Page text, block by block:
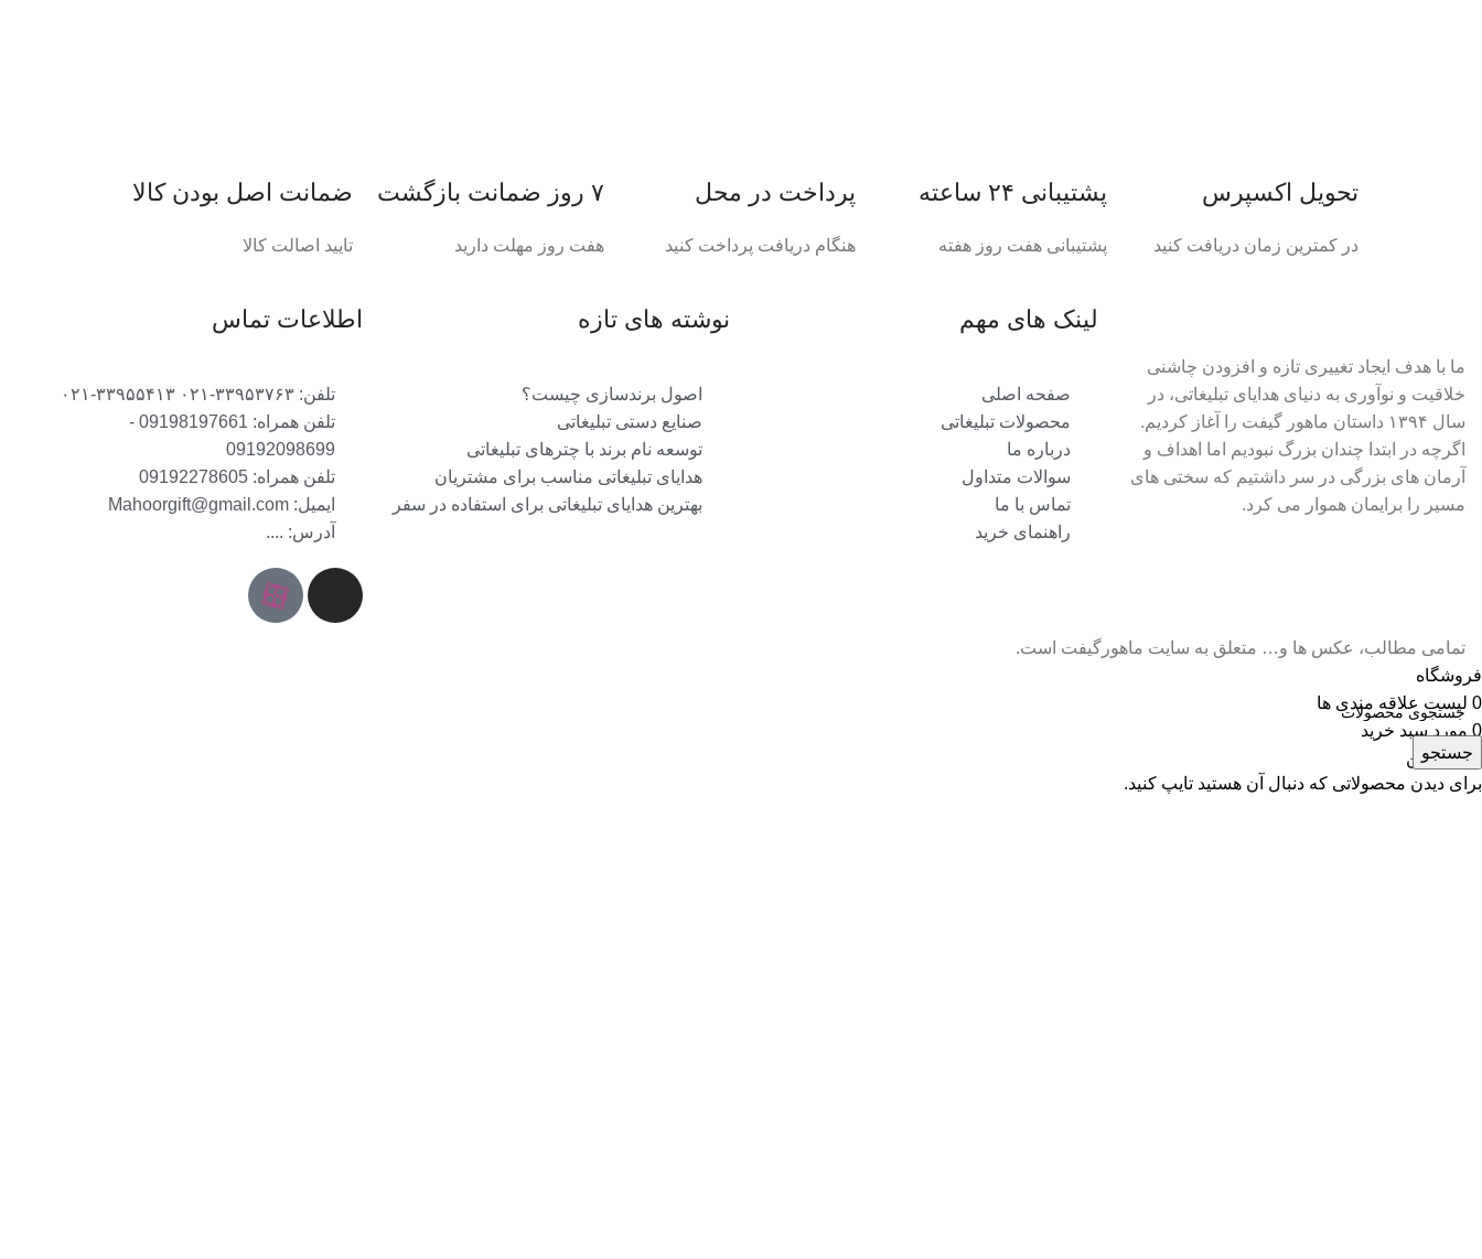
تحویل اکسپرس
در کمترین زمان دریافت کنید
پشتیبانی ۲۴ ساعته
پشتیبانی هفت روز هفته
پرداخت در محل
هنگام دریافت پرداخت کنید
۷ روز ضمانت بازگشت
هفت روز مهلت دارید
ضمانت اصل‌ بودن کالا
تایید اصالت کالا
ما با هدف ایجاد تغییری تازه و افزودن چاشنی
خلاقیت و نوآوری به دنیای هدایای تبلیغاتی، در
سال ۱۳۹۴ داستان ماهور گیفت را آغاز کردیم.
اگرچه در ابتدا چندان بزرگ نبودیم اما اهداف و
آرمان های بزرگی در سر داشتیم که سختی های
مسیر را برایمان هموار می کرد.
لینک های مهم
صفحه اصلی
محصولات تبلیغاتی
درباره ما
سوالات متداول
تماس با ما
راهنمای خرید
نوشته های تازه
اصول برندسازی چیست؟
صنایع دستی تبلیغاتی
توسعه نام برند با چترهای تبلیغاتی
هدایای تبلیغاتی مناسب برای مشتریان
بهترین هدایای تبلیغاتی برای استفاده در سفر
اطلاعات تماس
تلفن: ۳۳۹۵۳۷۶۳-۰۲۱ ۳۳۹۵۵۴۱۳-۰۲۱
تلفن همراه: 09198197661 -
09192098699
تلفن همراه: 09192278605
ایمیل: Mahoorgift@gmail.com
آدرس: ....
تمامی مطالب، عکس ها و… متعلق به سایت ماهورگیفت است.
جستجو
برای دیدن محصولاتی که دنبال آن هستید تایپ کنید.
فروشگاه
0 لیست علاقه مندی ها
0 مورد سبد خرید
حساب من